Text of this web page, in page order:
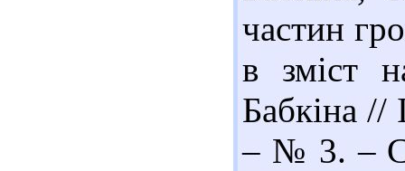
частин
в зміст
Бабкіна //
– № 3. – С.